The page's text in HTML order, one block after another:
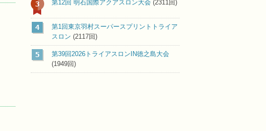
3 第12回 明石国際アクアスロン大会 (2311回)
4
第1回東京羽村スーパースプリントトライア
スロン (2117回)
5
第39回2026トライアスロンIN徳之島大会
(1949回)